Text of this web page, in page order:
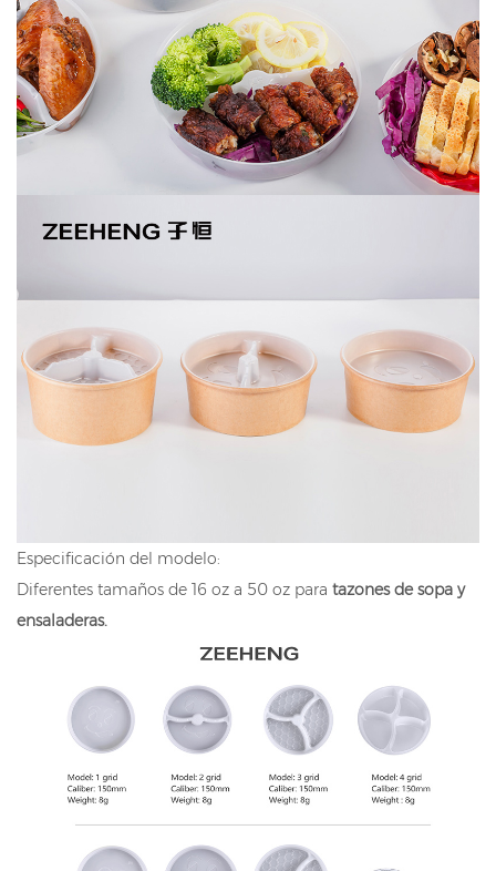
Especificación del modelo:
Diferentes tamaños de 16 oz a 50 oz para tazones de sopa y
ensaladeras.